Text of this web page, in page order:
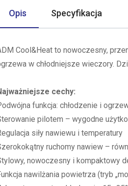
Opis Specyfikacja
Cool&Heat to nowoczesny,
w chłodniejsze wieczory.
cechy:
funkcja: chłodzenie i
pilotem – wygodne
siły nawiewu i temperatury
ruchomy nawiew –
nowoczesny i kompaktowy
nawilżania powietrza (tryb